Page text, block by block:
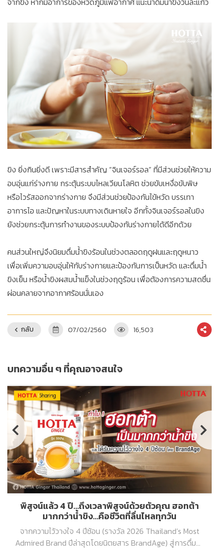
ขิง ยิ่งกินยิ่งดี เพราะมีสารสำคัญ “จินเจอร์รอล” ที่มีส่วนช่วยให้ความ
อบอุ่นแก่ร่างกาย กระตุ้นระบบไหลเวียนโลหิต ช่วยขับเหงื่อขับพิษ
หรือไวรัสออกจากร่างกาย จึงมีส่วนช่วยป้องกันไข้หวัด บรรเทา
อาการไอ และปัญหาในระบบทางเดินหายใจ อีกทั้งจินเจอร์รอลในขิง
ยังช่วยกระตุ้นการทำงานของระบบป้องกันร่างกายได้ดีอีกด้วย
คนส่วนใหญ่จึงนิยมดื่มน้ำขิงร้อนในช่วงตลอดฤดูฝนและฤดูหนาว
เพื่อเพิ่มความอบอุ่นให้กับร่างกายและป้องกันการเป็นหวัด และดื่มน้ำ
ขิงเย็น หรือน้ำขิงผสมน้ำแข็งในช่วงฤดูร้อน เพื่อต้องการความสดชื่น
ผ่อนคลายจากอากาศร้อนนั่นเอง
กลับ 07/02/2560 16,503
บทความอื่น ๆ ที่คุณอาจสนใจ
พิสูจน์แล้ว 4 ปี…ถึงเวลาพิสูจน์ด้วยตัวคุณ ฮอทต้า
มากกว่าน้ำขิง…คือชีวิตที่ลื่นไหลทุกวัน
จากความไว้วางใจ 4 ปีซ้อน (รางวัล 2026 Thailand’s Most
Admired Brand ปีล่าสุดโดยนิตยสาร BrandAge) สู่การดื่มน้ำ